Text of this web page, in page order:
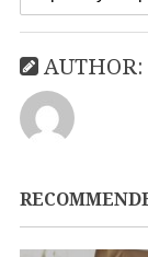
AUTHOR: